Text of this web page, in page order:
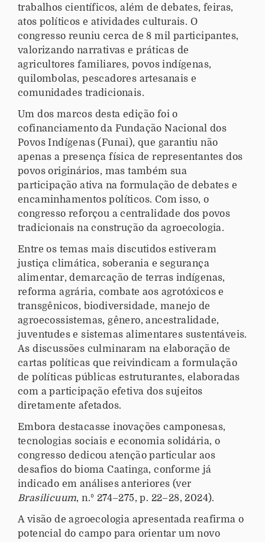
trabalhos científicos, além de debates, feiras,
atos políticos e atividades culturais. O
congresso reuniu cerca de 8 mil participantes,
valorizando narrativas e práticas de
agricultores familiares, povos indígenas,
quilombolas, pescadores artesanais e
comunidades tradicionais.
Um dos marcos desta edição foi o
cofinanciamento da Fundação Nacional dos
Povos Indígenas (Funai), que garantiu não
apenas a presença física de representantes dos
povos originários, mas também sua
participação ativa na formulação de debates e
encaminhamentos políticos. Com isso, o
congresso reforçou a centralidade dos povos
tradicionais na construção da agroecologia.
Entre os temas mais discutidos estiveram
justiça climática, soberania e segurança
alimentar, demarcação de terras indígenas,
reforma agrária, combate aos agrotóxicos e
transgênicos, biodiversidade, manejo de
agroecossistemas, gênero, ancestralidade,
juventudes e sistemas alimentares sustentáveis.
As discussões culminaram na elaboração de
cartas políticas que reivindicam a formulação
de políticas públicas estruturantes, elaboradas
com a participação efetiva dos sujeitos
diretamente afetados.
Embora destacasse inovações camponesas,
tecnologias sociais e economia solidária, o
congresso dedicou atenção particular aos
desafios do bioma Caatinga, conforme já
indicado em análises anteriores (ver
Brasilicuum, n.º 274–275, p. 22–28, 2024).
A visão de agroecologia apresentada reafirma o
potencial do campo para orientar um novo